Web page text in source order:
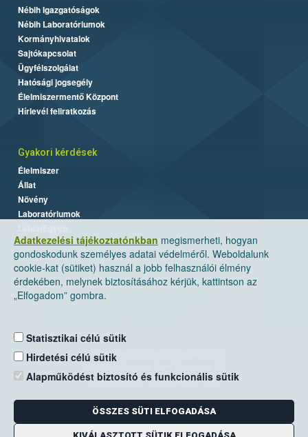
Adatkezelési tájékoztatónkban megismerheti, hogyan
gondoskodunk személyes adatai védelméről. Weboldalunk
cookie-kat (sütiket) használ a jobb felhasználói élmény
érdekében, melynek biztosításához kérjük, kattintson az
„Elfogadom” gombra.
Statisztikai célú sütik
Hirdetési célú sütik
Alapműködést biztosító és funkcionális sütik
ÖSSZES SÜTI ELFOGADÁSA
Nébih Igazgatóságok
Nébih Laboratóriumok
Kormányhivatalok
Sajtókapcsolat
Ügyfélszolgálat
Hatósági jogsegély
Élelmiszermentő Központ
Hírlevél feliratkozás
Gyakori kérdések
Élelmiszer
Állat
Növény
Laboratóriumok
Nemzeti Élelmiszerlánc-biztonsági Hivatal
Levelezési cím: 1525 Budapest. Pf. 30.
E-mail:ugyfelszolgalat@nebih.gov.hu
Zöld szám: 06-80/263-244